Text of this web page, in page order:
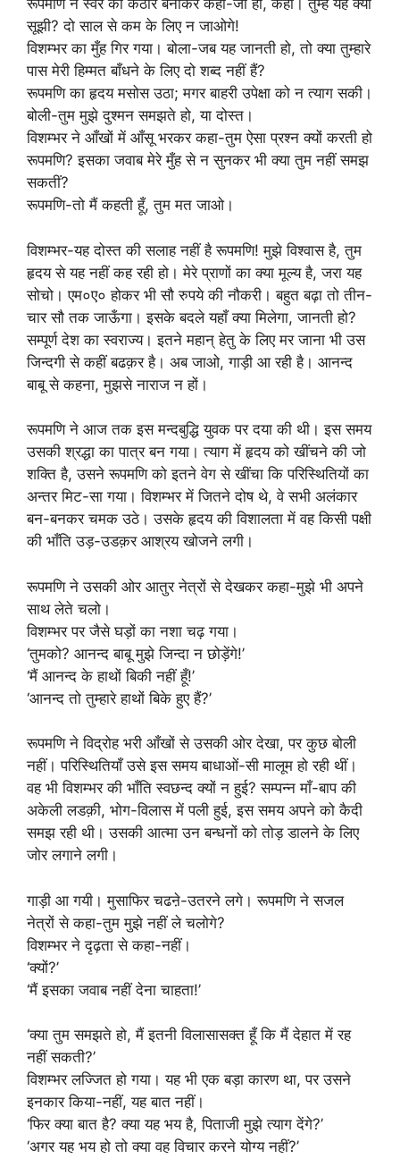
रूपमणि ने स्वर को कठोर बनाकर कहा-जी हाँ, कहा। तुम्हें यह क्या
सूझी? दो साल से कम के लिए न जाओगे!
विशम्भर का मुँह गिर गया। बोला-जब यह जानती हो, तो क्या तुम्हारे
पास मेरी हिम्मत बाँधने के लिए दो शब्द नहीं हैं?
रूपमणि का हृदय मसोस उठा; मगर बाहरी उपेक्षा को न त्याग सकी।
बोली-तुम मुझे दुश्मन समझते हो, या दोस्त।
विशम्भर ने आँखों में आँसू भरकर कहा-तुम ऐसा प्रश्न क्यों करती हो
रूपमणि? इसका जवाब मेरे मुँह से न सुनकर भी क्या तुम नहीं समझ
सकतीं?
रूपमणि-तो मैं कहती हूँ, तुम मत जाओ।
विशम्भर-यह दोस्त की सलाह नहीं है रूपमणि! मुझे विश्वास है, तुम
हृदय से यह नहीं कह रही हो। मेरे प्राणों का क्या मूल्य है, जरा यह
सोचो। एम०ए० होकर भी सौ रुपये की नौकरी। बहुत बढ़ा तो तीन-
चार सौ तक जाऊँगा। इसके बदले यहाँ क्या मिलेगा, जानती हो?
सम्पूर्ण देश का स्वराज्य। इतने महान् हेतु के लिए मर जाना भी उस
जिन्दगी से कहीं बढक़र है। अब जाओ, गाड़ी आ रही है। आनन्द
बाबू से कहना, मुझसे नाराज न हों।
रूपमणि ने आज तक इस मन्दबुद्धि युवक पर दया की थी। इस समय
उसकी श्रद्धा का पात्र बन गया। त्याग में हृदय को खींचने की जो
शक्ति है, उसने रूपमणि को इतने वेग से खींचा कि परिस्थितियों का
अन्तर मिट-सा गया। विशम्भर में जितने दोष थे, वे सभी अलंकार
बन-बनकर चमक उठे। उसके हृदय की विशालता में वह किसी पक्षी
की भाँति उड़-उडक़र आश्रय खोजने लगी।
रूपमणि ने उसकी ओर आतुर नेत्रों से देखकर कहा-मुझे भी अपने
साथ लेते चलो।
विशम्भर पर जैसे घड़ों का नशा चढ़ गया।
‘तुमको? आनन्द बाबू मुझे जिन्दा न छोड़ेंगे!’
‘मैं आनन्द के हाथों बिकी नहीं हूँ!’
‘आनन्द तो तुम्हारे हाथों बिके हुए हैं?’
रूपमणि ने विद्रोह भरी आँखों से उसकी ओर देखा, पर कुछ बोली
नहीं। परिस्थितियाँ उसे इस समय बाधाओं-सी मालूम हो रही थीं।
वह भी विशम्भर की भाँति स्वछन्द क्यों न हुई? सम्पन्न माँ-बाप की
अकेली लडक़ी, भोग-विलास में पली हुई, इस समय अपने को कैदी
समझ रही थी। उसकी आत्मा उन बन्धनों को तोड़ डालने के लिए
जोर लगाने लगी।
गाड़ी आ गयी। मुसाफिर चढऩे-उतरने लगे। रूपमणि ने सजल
नेत्रों से कहा-तुम मुझे नहीं ले चलोगे?
विशम्भर ने दृढ़ता से कहा-नहीं।
‘क्यों?’
‘मैं इसका जवाब नहीं देना चाहता!’
‘क्या तुम समझते हो, मैं इतनी विलासासक्त हूँ कि मैं देहात में रह
नहीं सकती?’
विशम्भर लज्जित हो गया। यह भी एक बड़ा कारण था, पर उसने
इनकार किया-नहीं, यह बात नहीं।
‘फिर क्या बात है? क्या यह भय है, पिताजी मुझे त्याग देंगे?’
‘अगर यह भय हो तो क्या वह विचार करने योग्य नहीं?’